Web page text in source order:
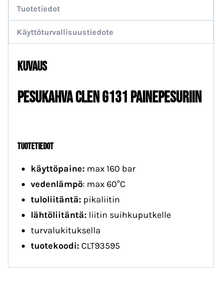
Tuotetiedot
Käyttöturvallisuustiedote
Kuvaus
PESUKAHVA CLEN G131 PAINEPESURIIN
TUOTETIEDOT
käyttöpaine: max 160 bar
vedenlämpö: max 60°C
tuloliitäntä: pikaliitin
lähtöliitäntä: liitin suihkuputkelle
turvalukituksella
tuotekoodi: CLT93595